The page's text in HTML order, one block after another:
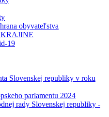
obyvateľstva
19
Slovenskej republiky v roku
parlamentu 2024
rady Slovenskej republiky -